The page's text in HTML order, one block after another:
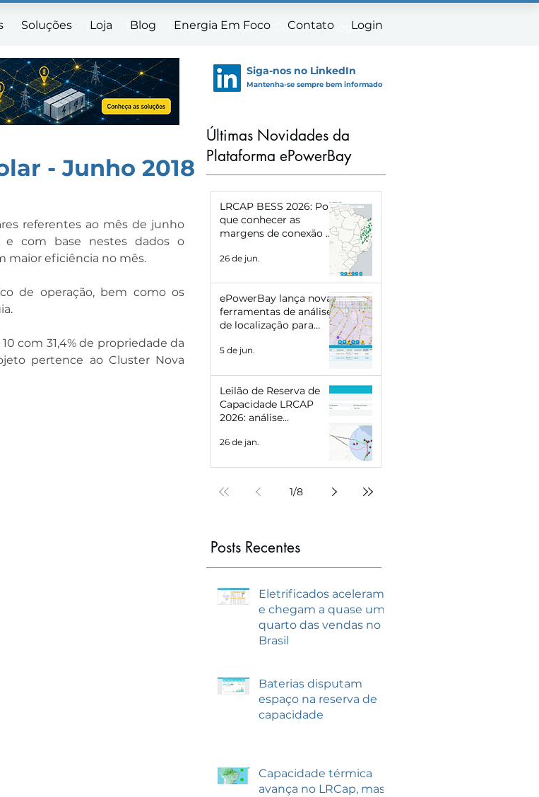
Soluções Loja Blog Energia Em Foco Contato Login
Soluções Loja Blog Energia Em Foco Contato Login
Siga-nos no LinkedIn
Mantenha-se sempre bem informado
- Junho 2018
referentes ao mês de junho
maior eficiência no mês.
de operação, bem como os
com 31,4% de propriedade da
pertence ao Cluster Nova
Últimas Novidades da
Plataforma ePowerBay
LRCAP BESS 2026: Por
que conhecer as
margens de conexão de
definir o sucesso do
26 de jun.
ePowerBay lança novas
ferramentas de análise
de localização para
Eletropostos e Geração
Distribuída
5 de jun.
Leilão de Reserva de
Capacidade LRCAP
2026: análise
preparar com
mercado
26 de jan.
1/8
Posts Recentes
Eletrificados aceleram
e chegam a quase um
quarto das vendas no
Brasil
Baterias disputam
espaço na reserva de
capacidade
Capacidade térmica
avança no LRCap, mas